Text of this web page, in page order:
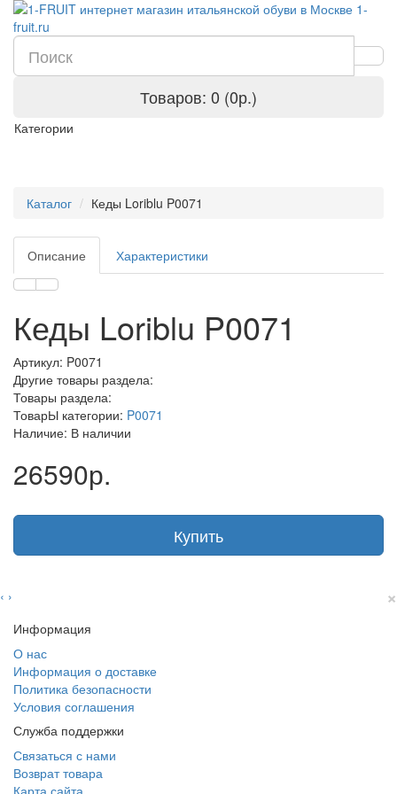
Товаров: 0 (0р.)
Категории
Каталог Кеды Loriblu P0071
Описание Характеристики
Кеды Loriblu P0071
Артикул: P0071
Другие товары раздела:
Товары раздела:
ТоварЫ категории: P0071
Наличие: В наличии
26590р.
Купить
‹ › ×
Информация
О нас
Информация о доставке
Политика безопасности
Условия соглашения
Служба поддержки
Связаться с нами
Возврат товара
Карта сайта